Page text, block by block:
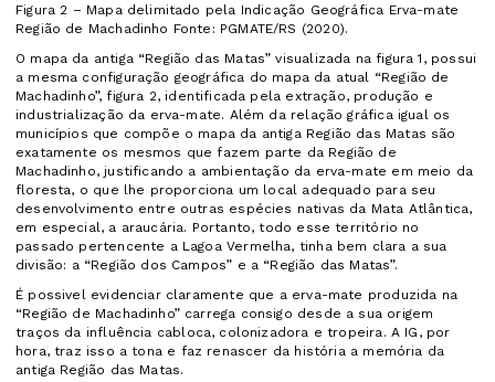
Figura 2 – Mapa delimitado pela Indicação Geográfica Erva-mate
Região de Machadinho Fonte: PGMATE/RS (2020).
O mapa da antiga “Região das Matas” visualizada na figura 1, possui
a mesma configuração geográfica do mapa da atual “Região de
Machadinho”, figura 2, identificada pela extração, produção e
industrialização da erva-mate. Além da relação gráfica igual os
municípios que compõe o mapa da antiga Região das Matas são
exatamente os mesmos que fazem parte da Região de
Machadinho, justificando a ambientação da erva-mate em meio da
floresta, o que lhe proporciona um local adequado para seu
desenvolvimento entre outras espécies nativas da Mata Atlântica,
em especial, a araucária. Portanto, todo esse território no
passado pertencente a Lagoa Vermelha, tinha bem clara a sua
divisão: a “Região dos Campos” e a “Região das Matas”.
É possivel evidenciar claramente que a erva-mate produzida na
“Região de Machadinho” carrega consigo desde a sua origem
traços da influência cabloca, colonizadora e tropeira. A IG, por
hora, traz isso a tona e faz renascer da história a memória da
antiga Região das Matas.